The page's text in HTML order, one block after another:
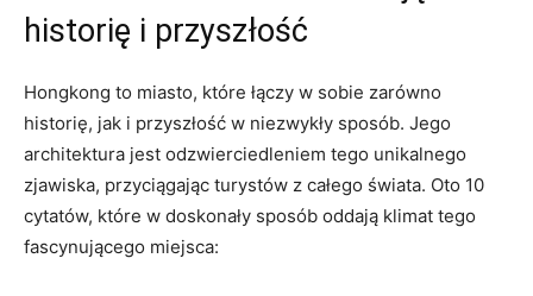
historię i‍ przyszłość
Hongkong⁣ to miasto, które łączy‍ w sobie zarówno⁣
historię, jak ‌i przyszłość w niezwykły sposób. Jego
architektura jest odzwierciedleniem tego unikalnego‍
zjawiska, przyciągając turystów z całego świata. Oto ⁤10
cytatów, które w doskonały sposób oddają klimat tego
fascynującego miejsca: